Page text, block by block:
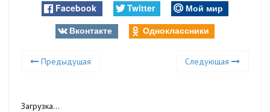
Facebook Twitter
Мой мир
Вконтакте
Одноклассники
Предыдущая Следующая
Загрузка...